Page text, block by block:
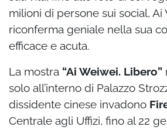
milioni di persone sui social, Ai
riconferma geniale nella sua
efficace e acuta.
La mostra “Ai Weiwei. Libero”
solo all’interno di Palazzo
dissidente cinese invadono
Centrale agli Uffizi, fino al 22